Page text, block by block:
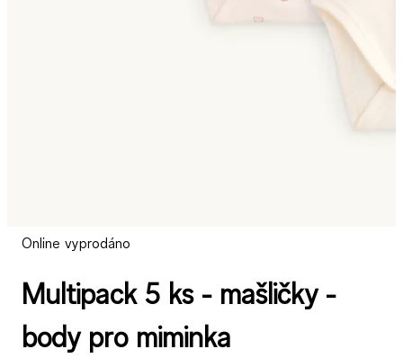
Online vyprodáno
Multipack 5 ks - mašličky -
body pro miminka